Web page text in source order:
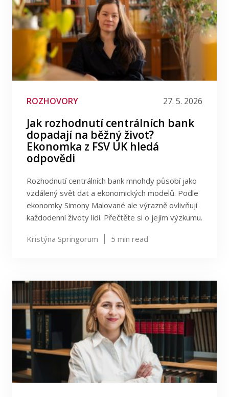
ROZHOVORY 27. 5. 2026
Jak rozhodnutí centrálních bank
dopadají na běžný život?
Ekonomka z FSV UK hledá
odpovědi
Rozhodnutí centrálních bank mnohdy působí jako
vzdálený svět dat a ekonomických modelů. Podle
ekonomky Simony Malované ale výrazně ovlivňují
každodenní životy lidí. Přečtěte si o jejím výzkumu.
Kristýna Springorum 5 min read